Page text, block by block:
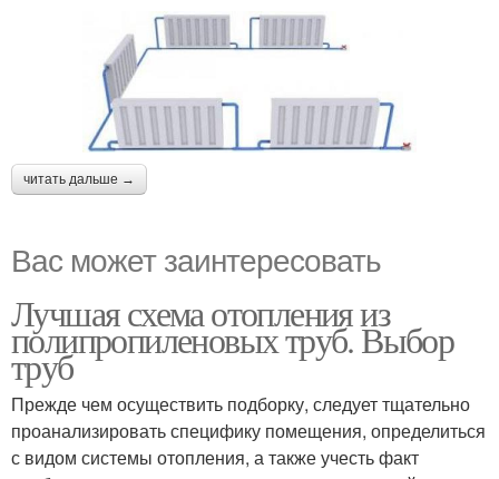
читать дальше →
Вас может заинтересовать
Лучшая схема отопления из
полипропиленовых труб. Выбор
труб
Прежде чем осуществить подборку, следует тщательно
проанализировать специфику помещения, определиться
с видом системы отопления, а также учесть факт